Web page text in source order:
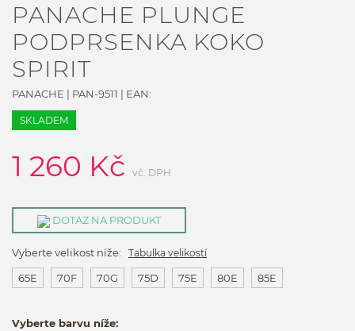
PANACHE PLUNGE
PODPRSENKA KOKO
SPIRIT
PANACHE | PAN-9511 | EAN:
SKLADEM
1 260 Kč vč. DPH
DOTAZ NA PRODUKT
Vyberte velikost níže: Tabulka velikostí
65E 70F 70G 75D 75E 80E 85E
Vyberte barvu níže: